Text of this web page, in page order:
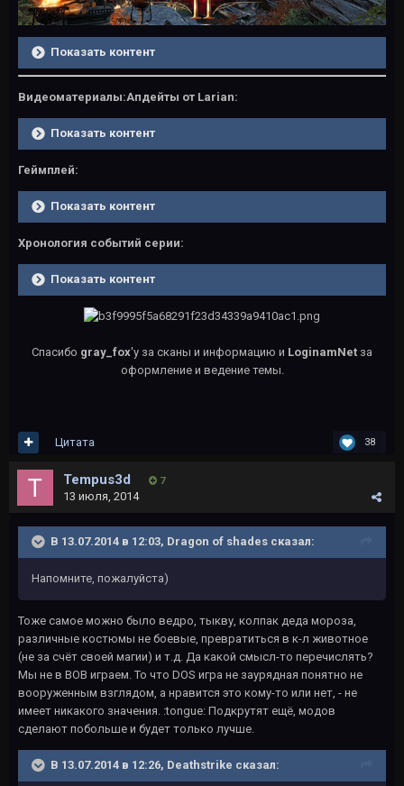
Показать контент
Видеоматериалы:Апдейты от Larian:
Показать контент
Геймплей:
Показать контент
Хронология событий серии:
Показать контент
Спасибо gray_fox'у за сканы и информацию и LoginamNet за
оформление и ведение темы.
38
Цитата
Tempus3d 7
13 июля, 2014
В 13.07.2014 в 12:03, Dragon of shades сказал:
Напомните, пожалуйста)
Тоже самое можно было ведро, тыкву, колпак деда мороза,
различные костюмы не боевые, превратиться в к-л животное
(не за счёт своей магии) и т.д. Да какой смысл-то перечислять?
Мы не в ВОВ играем. То что DOS игра не заурядная понятно не
вооруженным взглядом, а нравится это кому-то или нет, - не
имеет никакого значения. :tongue: Подкрутят ещё, модов
сделают побольше и будет только лучше.
В 13.07.2014 в 12:26, Deathstrike сказал: